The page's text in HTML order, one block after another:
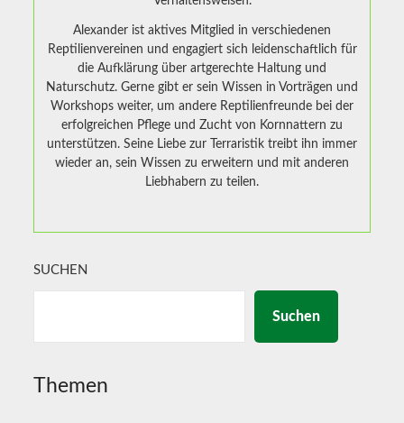
Alexander ist aktives Mitglied in verschiedenen
Reptilienvereinen und engagiert sich leidenschaftlich für
die Aufklärung über artgerechte Haltung und
Naturschutz. Gerne gibt er sein Wissen in Vorträgen und
Workshops weiter, um andere Reptilienfreunde bei der
erfolgreichen Pflege und Zucht von Kornnattern zu
unterstützen. Seine Liebe zur Terraristik treibt ihn immer
wieder an, sein Wissen zu erweitern und mit anderen
Liebhabern zu teilen.
SUCHEN
Suchen
Themen